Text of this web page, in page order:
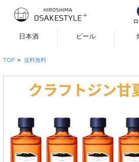
日本酒 ビール
TOP > 送料無料